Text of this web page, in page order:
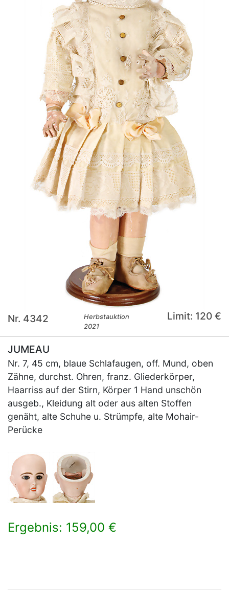
Nr. 4342
Herbstauktion
2021
Limit: 120 €
JUMEAU
Nr. 7, 45 cm, blaue Schlafaugen, off. Mund, oben
Zähne, durchst. Ohren, franz. Gliederkörper,
Haarriss auf der Stirn, Körper 1 Hand unschön
ausgeb., Kleidung alt oder aus alten Stoffen
genäht, alte Schuhe u. Strümpfe, alte Mohair-
Perücke
Ergebnis: 159,00 €